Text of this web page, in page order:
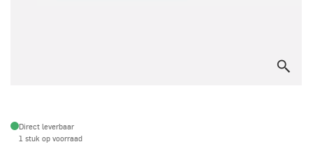
Direct leverbaar
1 stuk op voorraad